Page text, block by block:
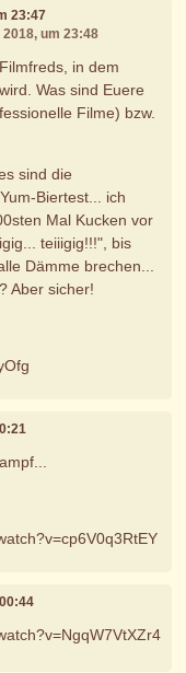
23:47
um 23:48
in dem
Was sind Euere
Filme) bzw.
sind die
Biertest... ich
Mal Kucken vor
teiiigig!!!", bis
Dämme brechen...
Aber sicher!